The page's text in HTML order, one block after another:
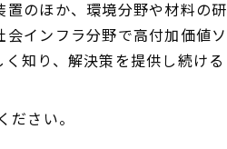
のほか、環境分野や材料
インフラ分野で高付加価値
知り、解決策を提供し続
ださい。